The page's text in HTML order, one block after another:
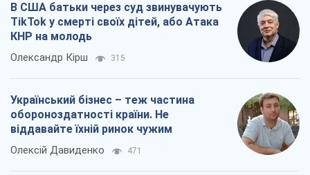
В США батьки через суд звинувачують
TikTok у смерті своїх дітей, або Атака
КНР на молодь
Олександр Кірш 315
Український бізнес – теж частина
обороноздатності країни. Не
віддавайте їхній ринок чужим
Олексій Давиденко 471